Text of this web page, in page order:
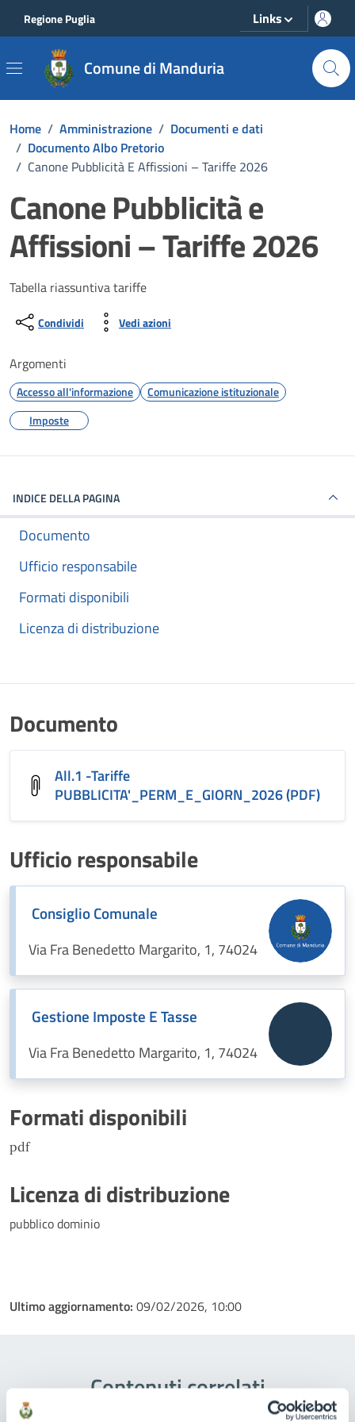
Regione Puglia Links
Comune di Manduria
Home / Amministrazione / Documenti e dati
/ Documento Albo Pretorio
/ Canone Pubblicità E Affissioni – Tariffe 2026
Canone Pubblicità e
Affissioni – Tariffe 2026
Dettagli del documento
Tabella riassuntiva tariffe
Condividi Vedi azioni
Argomenti
Accesso all'informazione
Comunicazione istituzionale
Imposte
INDICE DELLA PAGINA
Documento
Ufficio responsabile
Formati disponibili
Licenza di distribuzione
Documento
All.1 -Tariffe
PUBBLICITA'_PERM_E_GIORN_2026 (PDF)
Ufficio responsabile
Consiglio Comunale
Via Fra Benedetto Margarito, 1, 74024
Gestione Imposte E Tasse
Via Fra Benedetto Margarito, 1, 74024
Formati disponibili
pdf
Licenza di distribuzione
pubblico dominio
Ultimo aggiornamento: 09/02/2026, 10:00
Contenuti correlati